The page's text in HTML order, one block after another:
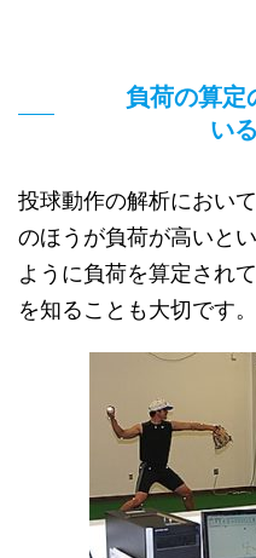
負荷の算定
い
投球動作の解析におい
のほうが負荷が高いと
ように負荷を算定され
を知ることも大切です。